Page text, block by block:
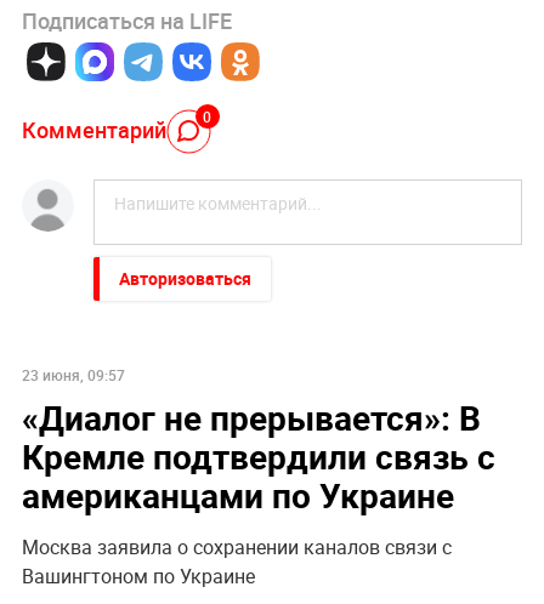
Подписаться на LIFE
Комментарий 0
Авторизоваться
23 июня, 09:57
«Диалог не прерывается»: В
Кремле подтвердили связь с
американцами по Украине
Москва заявила о сохранении каналов связи с
Вашингтоном по Украине